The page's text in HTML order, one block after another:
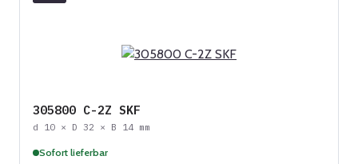
305800 C-2Z SKF
d 10 × D 32 × B 14 mm
Sofort lieferbar